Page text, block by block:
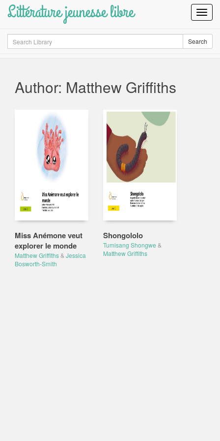
Littérature jeunesse libre
Search Search
Author: Matthew Griffiths
Miss Anémone veut
explorer le monde
Matthew Griffiths& Jessica
Bosworth-Smith
Shongololo
Tumisang Shongwe &
Matthew Griffiths